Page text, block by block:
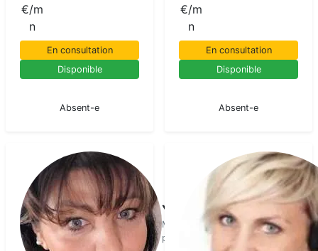
€/m
n
En consultation
Disponible
Absent-e
€/m
n
En consultation
Disponible
Absent-e
Yaelle
Medium
pur